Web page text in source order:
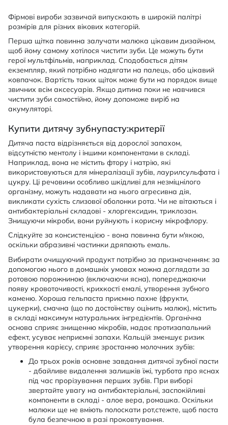
Фірмові вироби зазвичай випускають в широкій палітрі
розмірів для різних вікових категорій.
Перша щітка повинна залучати малюка цікавим дизайном,
щоб йому самому хотілося чистити зуби. Це можуть бути
герої мультфільмів, наприклад. Сподобається дітям
екземпляр, який потрібно надягати на палець, або цікавий
ковпачок. Вартість таких щіток може бути на порядок вище
звичних всім аксесуарів. Якщо дитина поки не навчився
чистити зуби самостійно, йому допоможе виріб на
акумуляторі.
Купити дитячу зубнупасту:критерії
Дитяча паста відрізняється від дорослої запахом,
відсутністю ментолу і іншими компонентами в складі.
Наприклад, вона не містить фтору і натрію, які
використовуються для мінералізації зубів, лаурилсульфата і
цукру. Ці речовини особливо шкідливі для незміцнілого
організму, можуть надавати на нього агресивна дія,
викликати сухість слизової оболонки рота. Чи не вітаються і
антибактеріальні складові - хлоргексидин, триклозан.
Знищуючи мікроби, вони руйнують і корисну мікрофлору.
Слідкуйте за консистенцією - вона повинна бути м'якою,
оскільки абразивні частинки дряпають емаль.
Вибирати очищуючий продукт потрібно за призначенням: за
допомогою нього в домашніх умовах можна доглядати за
ротовою порожниною (включаючи ясна), попереджаючи
появу кровоточивості, крихкості емалі, утворення зубного
каменю. Хороша гельпаста приємно пахне (фрукти,
цукерки), смачна (що по достоїнству оцінить малюк), містить
в складі максимум натуральних інгредієнтів. Органічна
основа сприяє знищенню мікробів, надає протизапальний
ефект, усуває неприємні запахи. Кальцій зменшує ризик
утворення карієсу, сприяє зростанню молочних зубів:
До трьох років основне завдання дитячої зубної пасти
- дбайливе видалення залишків їжі, турбота про яснах
під час прорізування перших зубів. При виборі
звертайте увагу на антибактеріальні, заспокійливі
компоненти в складі - алое вера, ромашка. Оскільки
малюки ще не вміють полоскати рот,стежте, щоб паста
була безпечною в разі проковтування.